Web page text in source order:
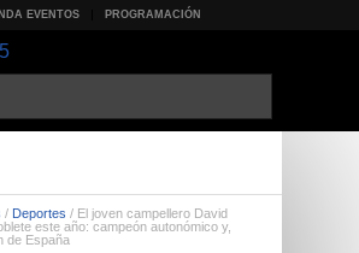
EVENTOS PROGRAMACIÓN
/ Deportes / El joven campellero David
este año: campeón autonómico y,
de España